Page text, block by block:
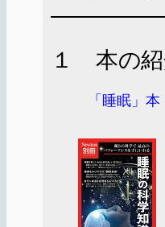
１ 本の
「睡眠」